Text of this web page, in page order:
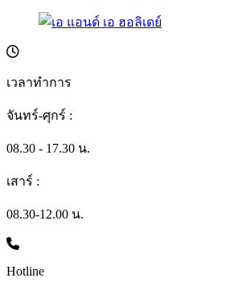
เวลาทำการ
จันทร์-ศุกร์ :
08.30 - 17.30 น.
เสาร์ :
08.30-12.00 น.
Hotline